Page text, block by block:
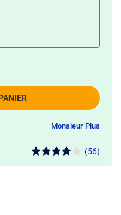
Monsieur Plus
(56)